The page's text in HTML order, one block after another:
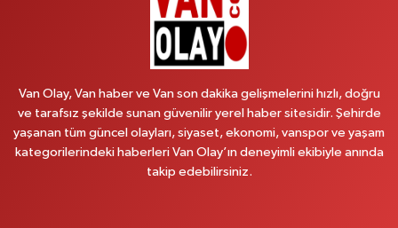
ÜNİVERSİTE HASTANESİ DÖNÜŞÜ KAMPÜS GALERİCİLER SİTESİ YANI
Kumsal Eczanesi
ORTA MAH.MUSLİH GÖRENTAŞ BULVARI,GİMPAŞ MARKET YANI NO:62 B
Yol Tarifi Al
Van Olay, Van haber ve Van son dakika gelişmelerini hızlı, doğru
ve tarafsız şekilde sunan güvenilir yerel haber sitesidir. Şehirde
yaşanan tüm güncel olayları, siyaset, ekonomi, vanspor ve yaşam
kategorilerindeki haberleri Van Olay’ın deneyimli ekibiyle anında
takip edebilirsiniz.